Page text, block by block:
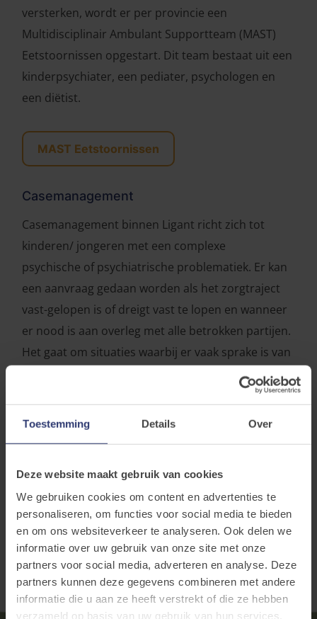
Toestemming Details Over
Deze website maakt gebruik van cookies
We gebruiken cookies om content en advertenties te
personaliseren, om functies voor social media te bieden
en om ons websiteverkeer te analyseren. Ook delen we
informatie over uw gebruik van onze site met onze
partners voor social media, adverteren en analyse. Deze
partners kunnen deze gegevens combineren met andere
informatie die u aan ze heeft verstrekt of die ze hebben
verzameld op basis van uw gebruik van hun services.
versterken, wordt er per provincie een
Multidisciplinair Ambulant Supportteam (MAST)
Eetstoornissen opgestart. Dit team bestaat uit een
kinderpsychiater, een pediater, psychologen en
een diëtist.
MAST Eetstoornissen
Casemanagement
Casemanagement binnen Ligant richt zich tot
kinderen/ jongeren met een complexe
psychische of psychiatrische problematiek. Er kan
een aanvraag gedaan worden als het zorgtraject
vast-gelopen is of dreigt vast te lopen en wanneer
er nood is aan overleg met alle betrokken partijen.
Het gaat om situaties waarbij er vaak sprake is van
betrokkenheid van diverse intersectorale partners
en een combinatie van moeilijkheden en noden op